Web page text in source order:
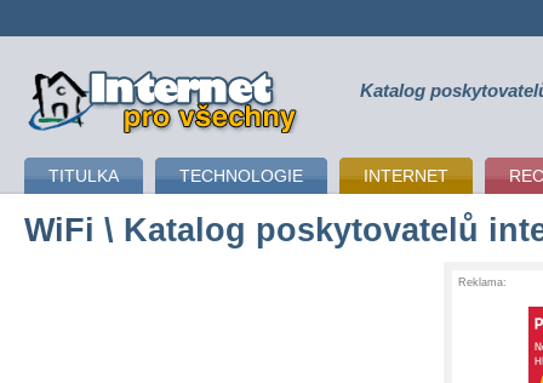
připojení k internetu Katalog
TITULKA TECHNOLOGIE INTERNET
WiFi \ Katalog poskytovatelů
Reklama: